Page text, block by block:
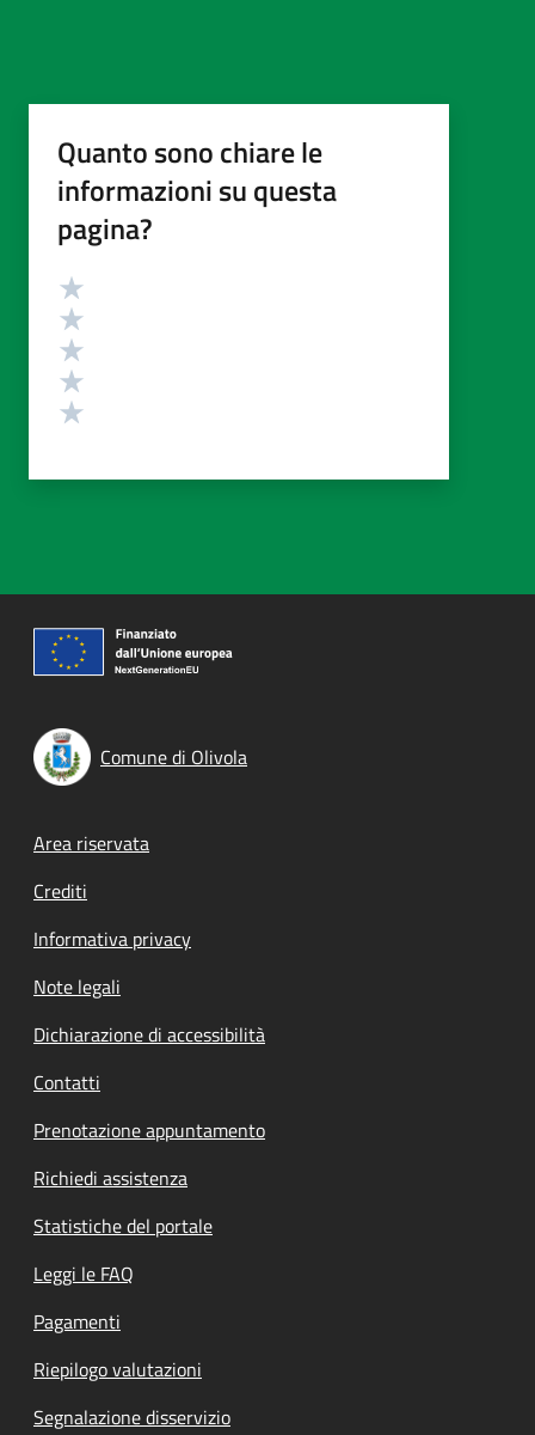
Quanto sono chiare le
informazioni su questa
pagina?
Valutazione
Comune di Olivola
Footer menu
Area riservata
Crediti
Informativa privacy
Note legali
Dichiarazione di accessibilità
Contatti
Prenotazione appuntamento
Richiedi assistenza
Statistiche del portale
Leggi le FAQ
Pagamenti
Riepilogo valutazioni
Segnalazione disservizio